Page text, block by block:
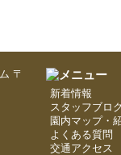
〒
新着情報
スタッフブロ
園内マップ・
よくある質問
交通アクセス